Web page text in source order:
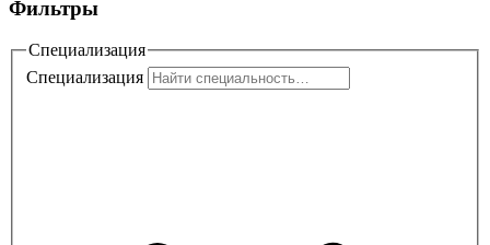
Фильтры
Специализация
Специализация